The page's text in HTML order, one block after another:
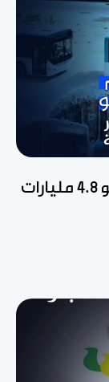
شركة النقل تبرم صفقة تراض بنحو 4.8 مليارات